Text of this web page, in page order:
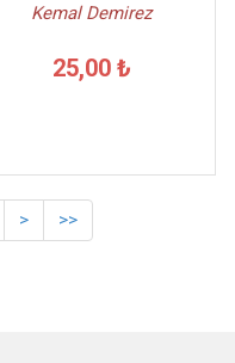
Kemal Demirez
25,00 ₺
> >>